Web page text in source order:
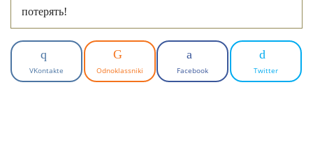
потерять!
VKontakte Odnoklassniki Facebook Twitter